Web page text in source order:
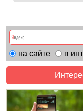
на сайте в